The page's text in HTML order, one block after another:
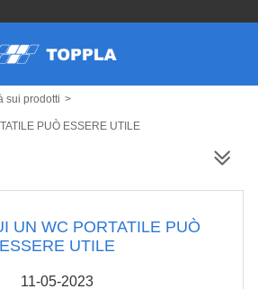
sui prodotti >
PUÒ ESSERE UTILE
UN WC PORTATILE PUÒ
ESSERE UTILE
11-05-2023